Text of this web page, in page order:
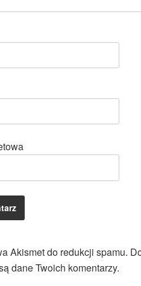
Akismet do redukcji spamu.
dane Twoich komentarzy.